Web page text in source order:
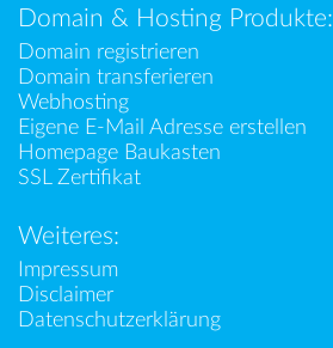
Domain & Hosting Produkte:
Domain registrieren
Domain transferieren
Webhosting
Eigene E-Mail Adresse erstellen
Homepage Baukasten
SSL Zertifikat
Weiteres:
Impressum
Disclaimer
Datenschutzerklärung